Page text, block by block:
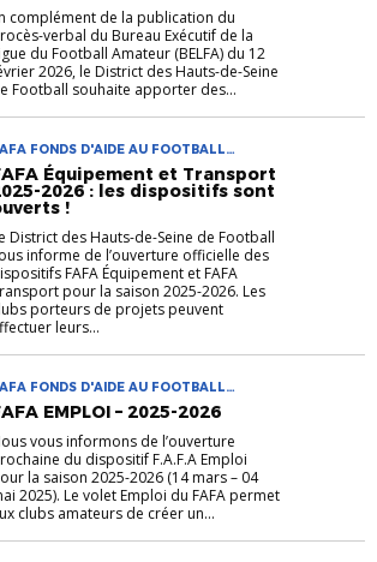
complément de la publication du
verbal du Bureau Exécutif de la
du Football Amateur (BELFA) du 12
2026, le District des Hauts-de-Seine
Football souhaite apporter des...
FONDS D'AIDE AU FOOTBALL
SAISON 2025-2026 VIE DES CLUBS
Équipement et Transport
2026 : les dispositifs sont
!
District des Hauts-de-Seine de Football
informe de l’ouverture officielle des
FAFA Équipement et FAFA
pour la saison 2025-2026. Les
porteurs de projets peuvent
leurs...
FONDS D'AIDE AU FOOTBALL
EMPLOI – 2025-2026
vous informons de l’ouverture
du dispositif F.A.F.A Emploi
la saison 2025-2026 (14 mars – 04
2025). Le volet Emploi du FAFA permet
clubs amateurs de créer un...